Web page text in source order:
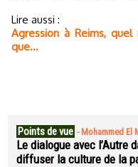
Lire aussi :
Agression à Reims,
que...
Points de vue - Mohammed El
Le dialogue avec l’Autre
diffuser la culture de la